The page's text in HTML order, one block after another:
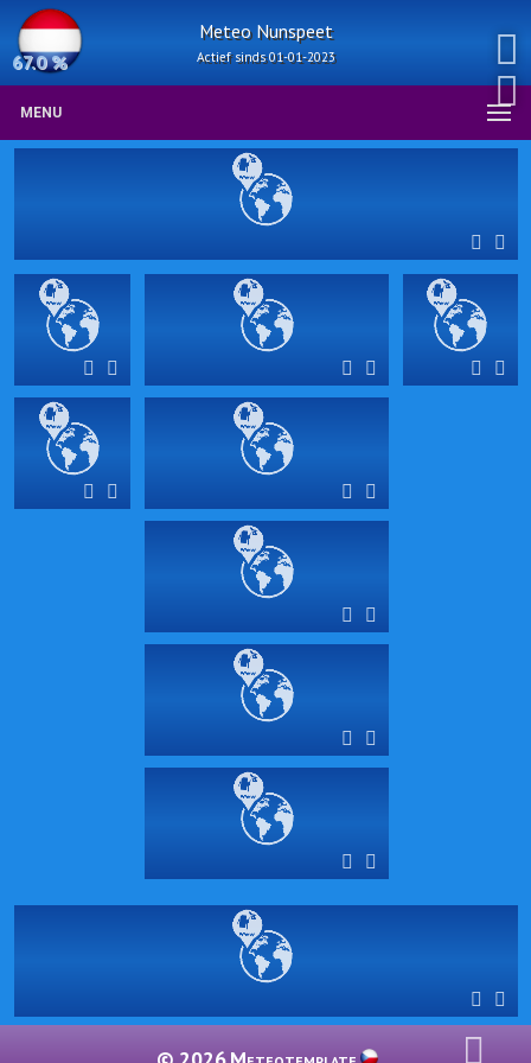
67.0 %
Meteo Nunspeet
Actief sinds 01-01-2023
MENU